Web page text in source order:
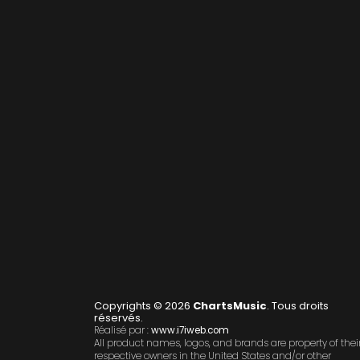
Copyrights © 2026 ChartsMusic. Tous droits
réservés.
Réalisé par :www.i7iweb.com
All product names, logos, and brands are property of
respective owners in the United States and/or other